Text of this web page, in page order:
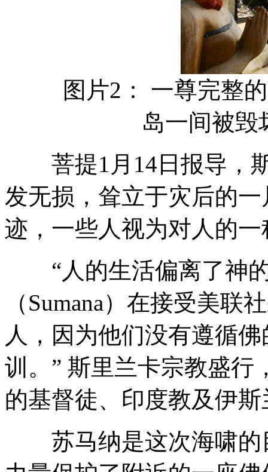
图片2： 一尊完整的
岛一间被毁
菩提1月14日报导，斯
发无损，耸立于灾后的
迹，一些人视为对人的
“人的生活偏离了神的
（Sumana）在接受美联
人，因为他们没有遵循
训。” 斯里兰卡宗教盛行
的基督徒、印度教及伊
苏马纳是这次海啸的